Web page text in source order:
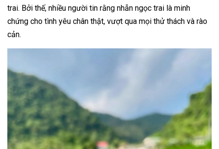
trai. Bởi thế, nhiều người tin rằng nhẫn ngọc trai là minh
chứng cho tình yêu chân thật, vượt qua mọi thử thách và rào
cản.